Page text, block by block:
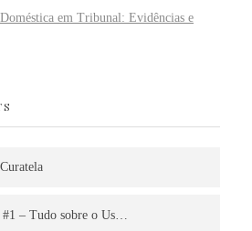
em Tribunal: Evidências e
#1 – Tudo sobre o Us…